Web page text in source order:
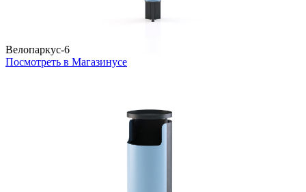
Велопаркус-6
Посмотреть в Магазинусе